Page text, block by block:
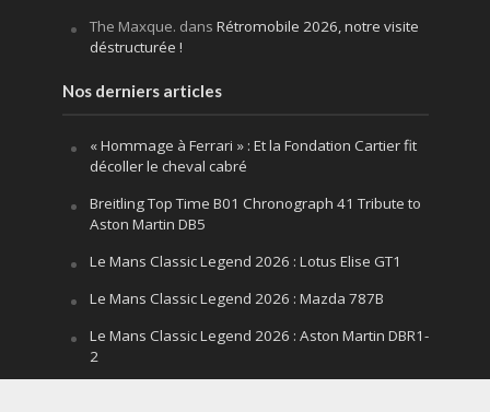
The Maxque. dans Rétromobile 2026, notre visite
déstructurée !
Nos derniers articles
« Hommage à Ferrari » : Et la Fondation Cartier fit
décoller le cheval cabré
Breitling Top Time B01 Chronograph 41 Tribute to
Aston Martin DB5
Le Mans Classic Legend 2026 : Lotus Elise GT1
Le Mans Classic Legend 2026 : Mazda 787B
Le Mans Classic Legend 2026 : Aston Martin DBR1-
2